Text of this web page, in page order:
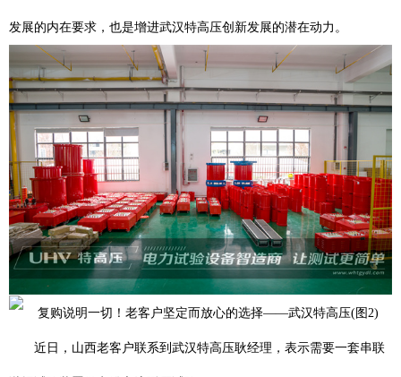
发展的内在要求，也是增进武汉特高压创新发展的潜在动力。
近日，山西老客户联系到武汉特高压耿经理，表示需要一套串联